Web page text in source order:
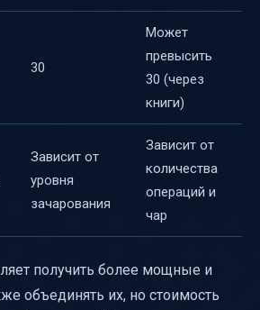
30
Может
превысить
30 (через
книги)
Зависит от
уровня
зачарования
Зависит от
количества
операций и
чар
получить более мощные и
объединять их, но стоимость